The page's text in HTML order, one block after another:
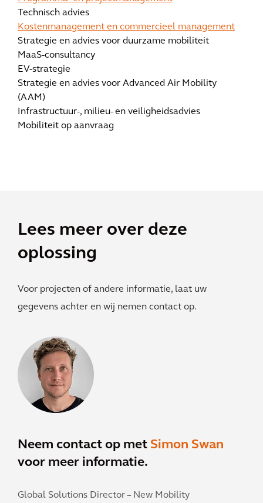
Technisch advies
Kostenmanagement en commercieel management
Strategie en advies voor duurzame mobiliteit
MaaS-consultancy
EV-strategie
Strategie en advies voor Advanced Air Mobility
(AAM)
Infrastructuur-, milieu- en veiligheidsadvies
Mobiliteit op aanvraag
Lees meer over deze
oplossing
Voor projecten of andere informatie, laat uw
gegevens achter en wij nemen contact op.
Neem contact op met Simon Swan
voor meer informatie.
Global Solutions Director – New Mobility